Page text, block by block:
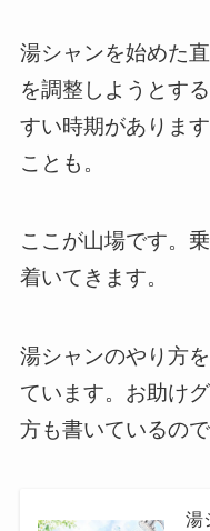
湯シャンを始めた
を調整しようとす
すい時期がありま
ことも。
ここが山場です。
着いてきます。
湯シャンのやり方
ています。お助け
方も書いているの
湯